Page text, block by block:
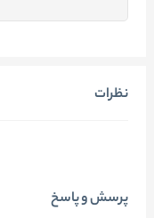
نظرات
پرسش و پاسخ